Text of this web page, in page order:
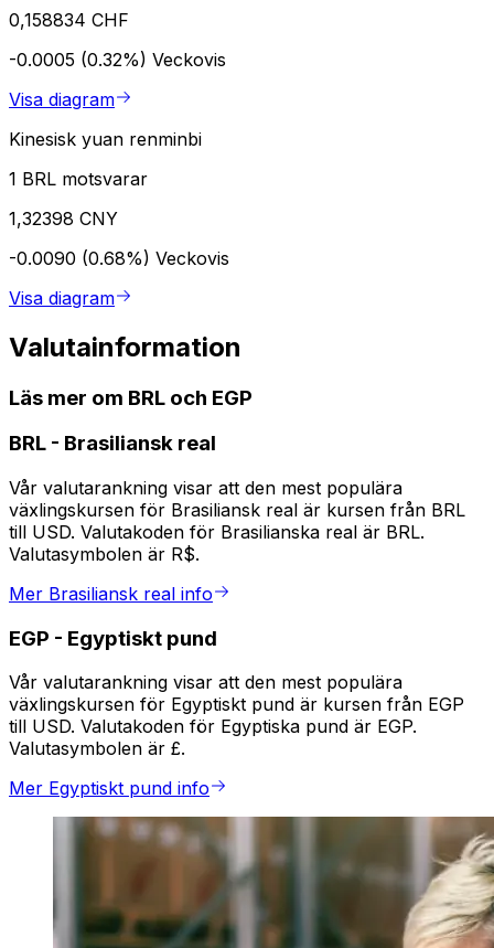
0,158834 CHF
-0.0005 (0.32%) Veckovis
Visa diagram
Kinesisk yuan renminbi
1 BRL motsvarar
1,32398 CNY
-0.0090 (0.68%) Veckovis
Visa diagram
Valutainformation
Läs mer om BRL och EGP
BRL - Brasiliansk real
Vår valutarankning visar att den mest populära
växlingskursen för Brasiliansk real är kursen från BRL
till USD. Valutakoden för Brasilianska real är BRL.
Valutasymbolen är R$.
Mer Brasiliansk real info
EGP - Egyptiskt pund
Vår valutarankning visar att den mest populära
växlingskursen för Egyptiskt pund är kursen från EGP
till USD. Valutakoden för Egyptiska pund är EGP.
Valutasymbolen är £.
Mer Egyptiskt pund info